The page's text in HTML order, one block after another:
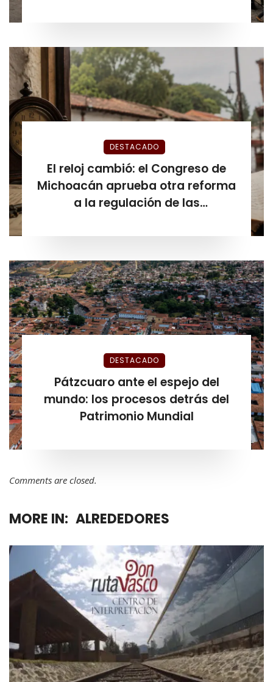
DESTACADO
El reloj cambió: el Congreso de
Michoacán aprueba otra reforma
a la regulación de las
DESTACADO
Pátzcuaro ante el espejo del
mundo: los procesos detrás del
Patrimonio Mundial
Comments are closed.
MORE IN: ALREDEDORES